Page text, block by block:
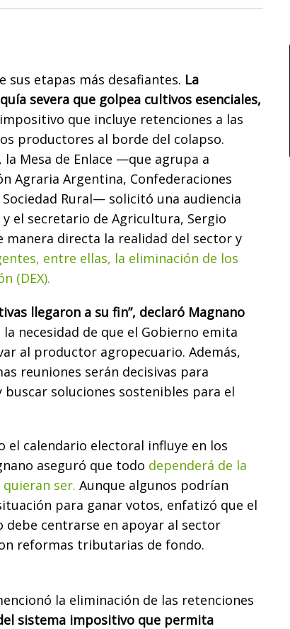
sus etapas más desafiantes. La
severa que golpea cultivos esenciales,
que incluye retenciones a las
productores al borde del colapso.
Mesa de Enlace —que agrupa a
Agraria Argentina, Confederaciones
Rural— solicitó una audiencia
el secretario de Agricultura, Sergio
manera directa la realidad del sector y
entre ellas, la eliminación de los
(DEX).
llegaron a su fin”, declaró Magnano
la necesidad de que el Gobierno emita
al productor agropecuario. Además,
reuniones serán decisivas para
soluciones sostenibles para el
el calendario electoral influye en los
aseguró que todo dependerá de la
quieran ser. Aunque algunos podrían
para ganar votos, enfatizó que el
centrarse en apoyar al sector
reformas tributarias de fondo.
la eliminación de las retenciones
sistema impositivo que permita